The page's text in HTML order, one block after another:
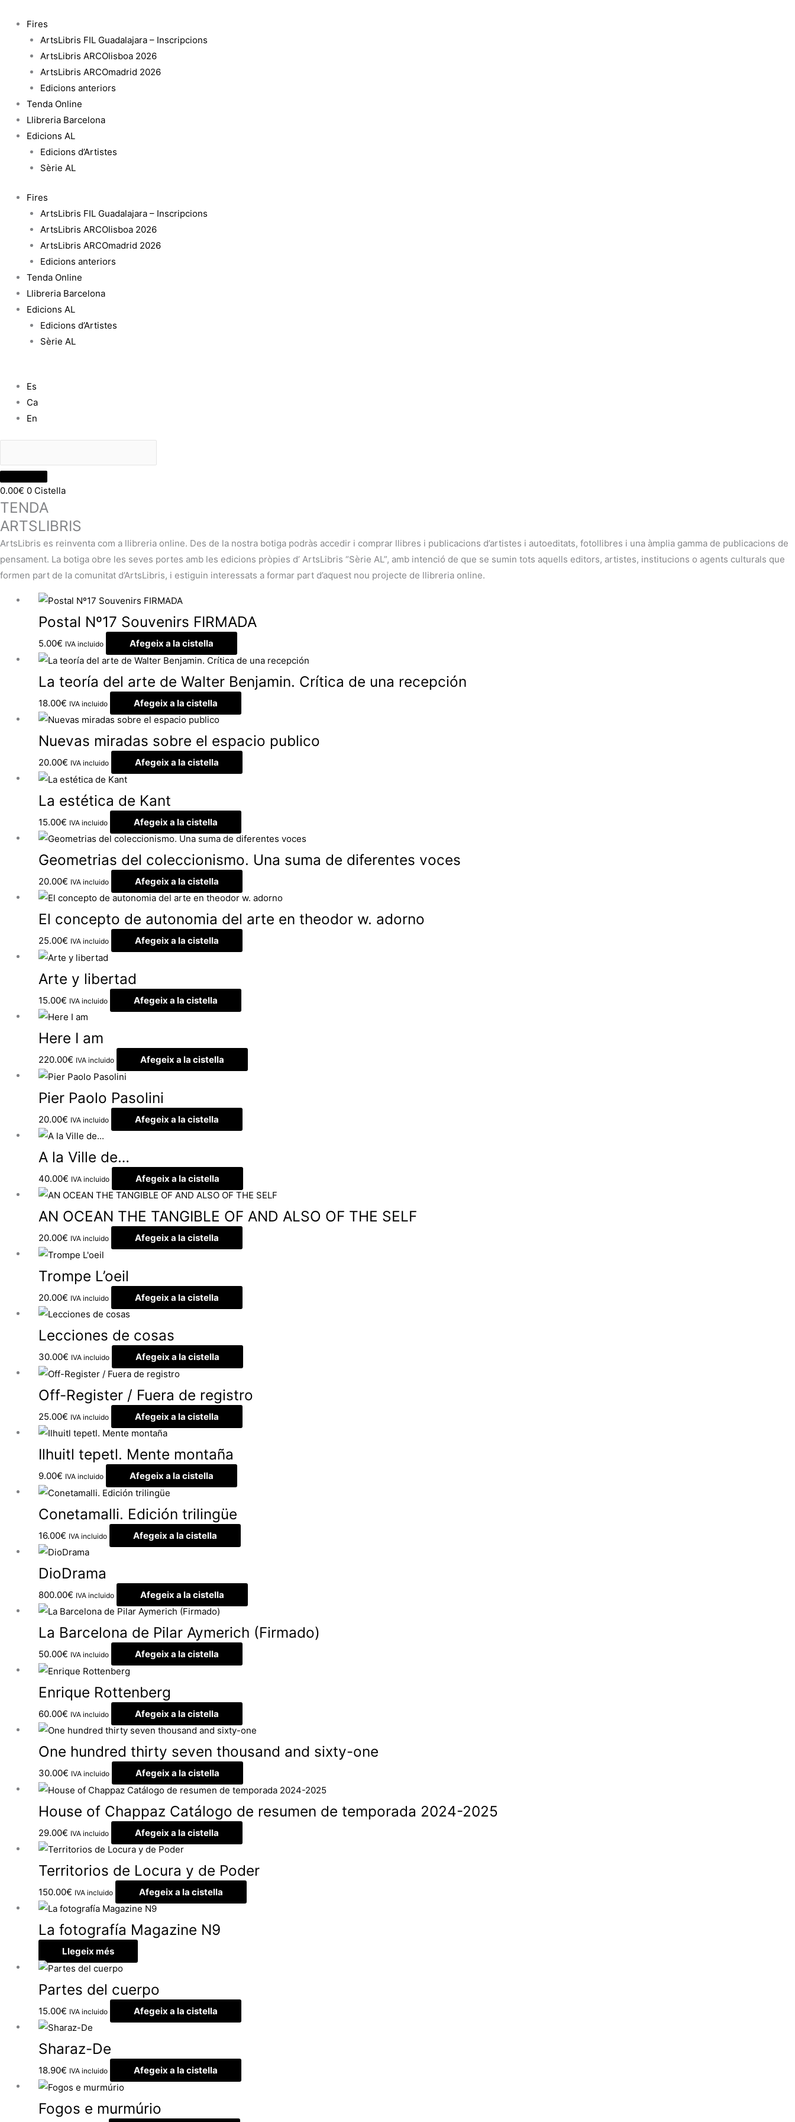
contingut
Fires
ArtsLibris FIL Guadalajara – Inscripcions
ArtsLibris ARCOlisboa 2026
ArtsLibris ARCOmadrid 2026
Edicions anteriors
Tenda Online
Llibreria Barcelona
Edicions AL
Edicions d’Artistes
Sèrie AL
Fires
ArtsLibris FIL Guadalajara – Inscripcions
ArtsLibris ARCOlisboa 2026
ArtsLibris ARCOmadrid 2026
Edicions anteriors
Tenda Online
Llibreria Barcelona
Edicions AL
Edicions d’Artistes
Sèrie AL
Es
Ca
En
0.00€ 0 Cistella
TENDA
ARTSLIBRIS
ArtsLibris es reinventa com a llibreria online. Des de la nostra botiga podràs accedir i comprar llibres i publicacions d’artistes i autoeditats, fotollibres i una àmplia gamma de publicacions de
pensament. La botiga obre les seves portes amb les edicions pròpies d’ ArtsLibris “Sèrie AL”, amb intenció de que se sumin tots aquells editors, artistes, institucions o agents culturals que
formen part de la comunitat d’ArtsLibris, i estiguin interessats a formar part d’aquest nou projecte de llibreria online.
Postal Nº17 Souvenirs FIRMADA
5.00€ IVA incluido Afegeix a la cistella
La teoría del arte de Walter Benjamin. Crítica de una recepción
18.00€ IVA incluido Afegeix a la cistella
Nuevas miradas sobre el espacio publico
20.00€ IVA incluido Afegeix a la cistella
La estética de Kant
15.00€ IVA incluido Afegeix a la cistella
Geometrias del coleccionismo. Una suma de diferentes voces
20.00€ IVA incluido Afegeix a la cistella
El concepto de autonomia del arte en theodor w. adorno
25.00€ IVA incluido Afegeix a la cistella
Arte y libertad
15.00€ IVA incluido Afegeix a la cistella
Here I am
220.00€ IVA incluido Afegeix a la cistella
Pier Paolo Pasolini
20.00€ IVA incluido Afegeix a la cistella
A la Ville de…
40.00€ IVA incluido Afegeix a la cistella
AN OCEAN THE TANGIBLE OF AND ALSO OF THE SELF
20.00€ IVA incluido Afegeix a la cistella
Trompe L’oeil
20.00€ IVA incluido Afegeix a la cistella
Lecciones de cosas
30.00€ IVA incluido Afegeix a la cistella
Off-Register / Fuera de registro
25.00€ IVA incluido Afegeix a la cistella
Ilhuitl tepetl. Mente montaña
9.00€ IVA incluido Afegeix a la cistella
Conetamalli. Edición trilingüe
16.00€ IVA incluido Afegeix a la cistella
DioDrama
800.00€ IVA incluido Afegeix a la cistella
La Barcelona de Pilar Aymerich (Firmado)
50.00€ IVA incluido Afegeix a la cistella
Enrique Rottenberg
60.00€ IVA incluido Afegeix a la cistella
One hundred thirty seven thousand and sixty-one
30.00€ IVA incluido Afegeix a la cistella
House of Chappaz Catálogo de resumen de temporada 2024-2025
29.00€ IVA incluido Afegeix a la cistella
Territorios de Locura y de Poder
150.00€ IVA incluido Afegeix a la cistella
La fotografía Magazine N9
Llegeix més
Partes del cuerpo
15.00€ IVA incluido Afegeix a la cistella
Sharaz-De
18.90€ IVA incluido Afegeix a la cistella
Fogos e murmúrio